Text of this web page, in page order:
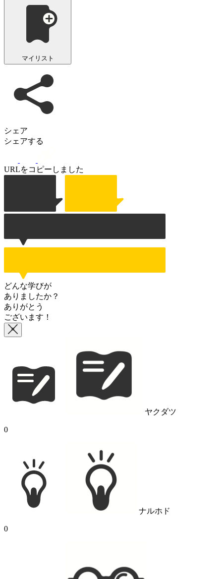
マイリスト
シェア
シェアする
URLをコピーしました
どんな学びが
ありましたか？
ありがとう
ございます！
ヤクダツ
0
ナルホド
0